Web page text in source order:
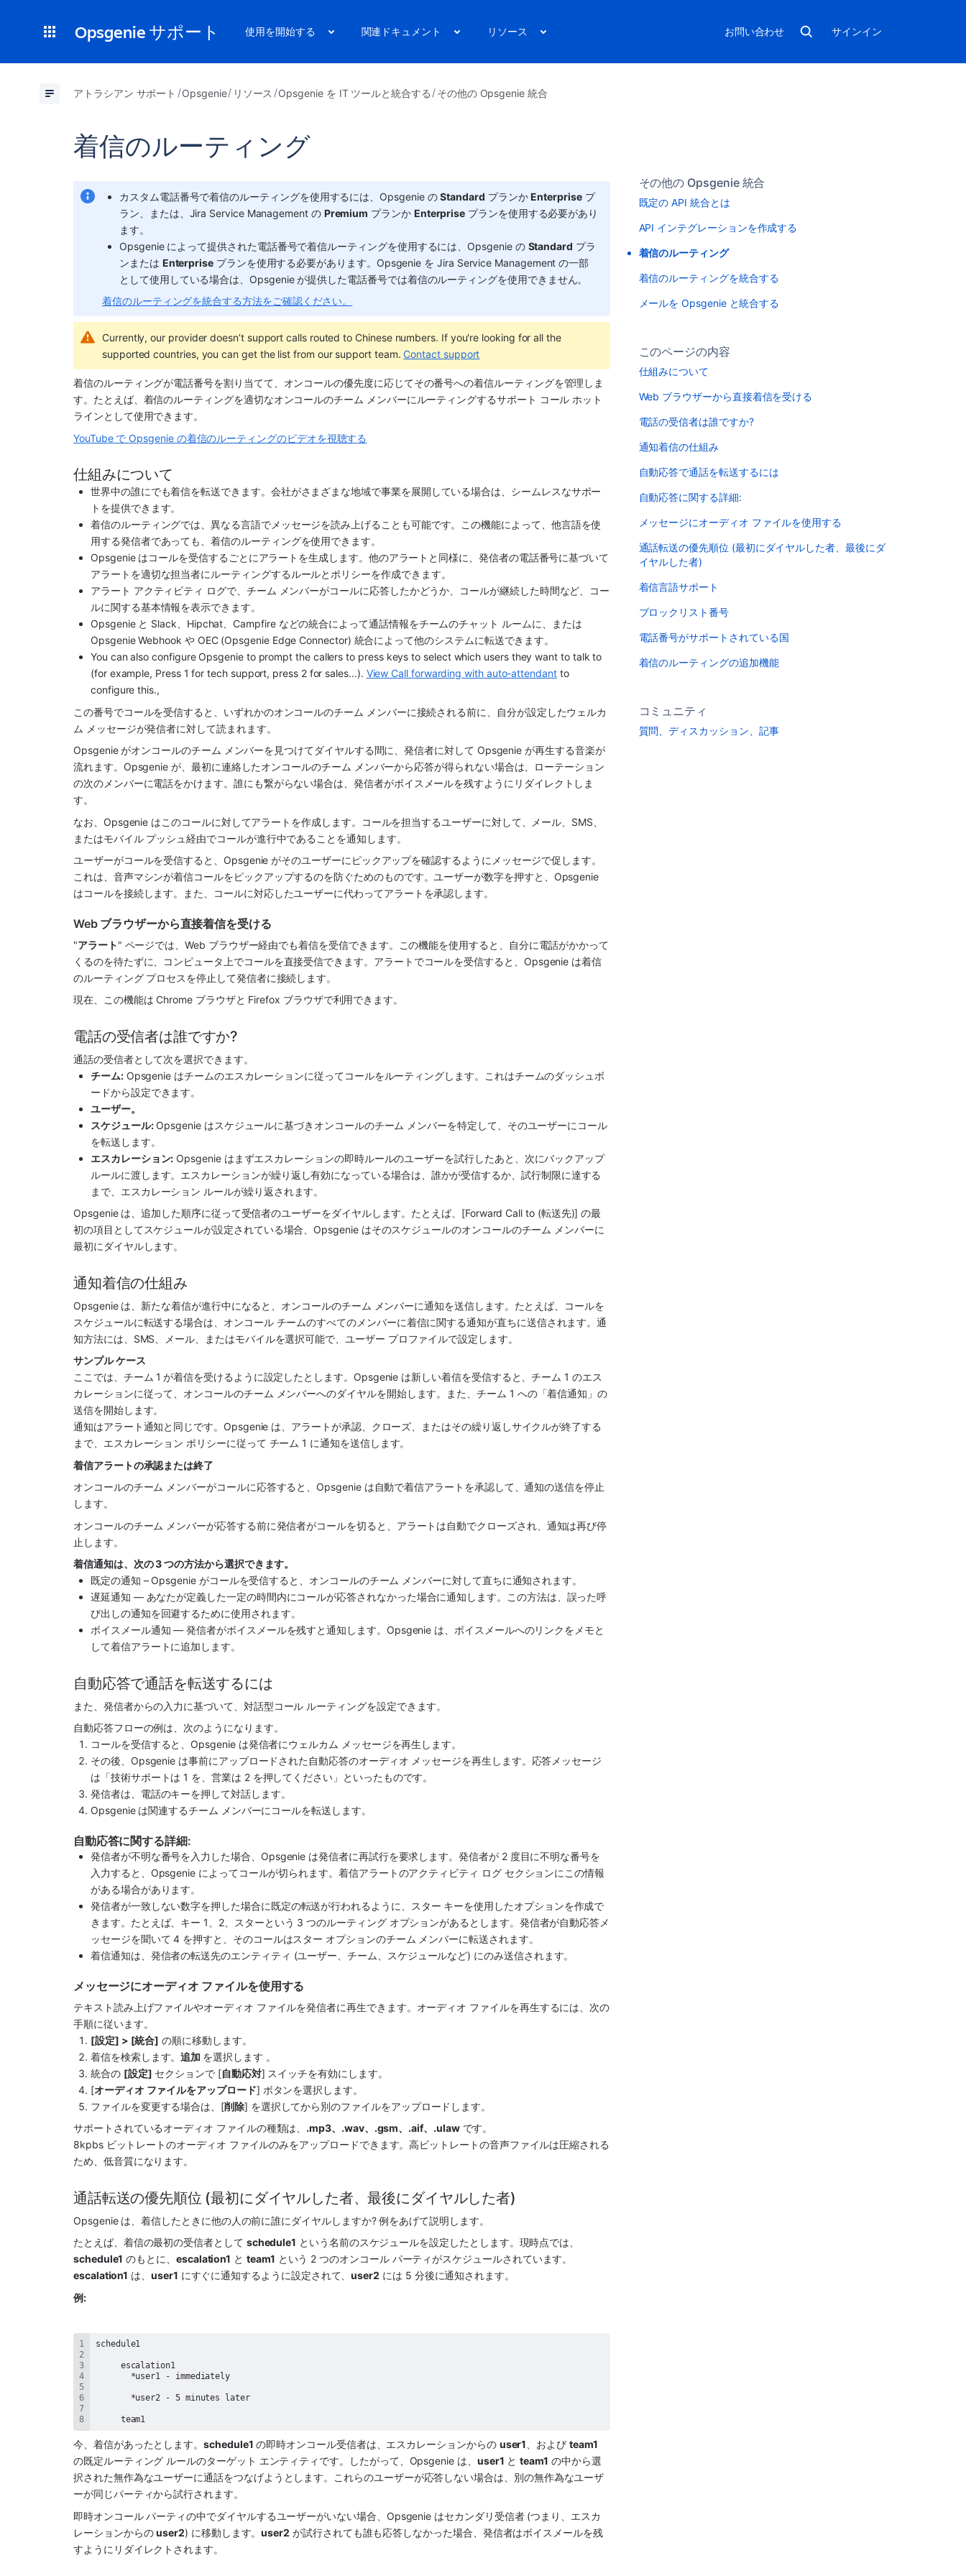
Opsgenie サポート 使用を開始する 関連ドキュメント リソース お問い合わせ サインイン
アトラシアン サポート Opsgenie リソース Opsgenie を IT ツールと統合する その他の Opsgenie 統合
着信のルーティング
カスタム電話番号で着信のルーティングを使用するには、Opsgenie の Standard プランか Enterprise プ
ラン、または、Jira Service Management の Premium プランか Enterprise プランを使用する必要があり
ます。
Opsgenie によって提供された電話番号で着信ルーティングを使用するには、Opsgenie の Standard プラ
ンまたは Enterprise プランを使用する必要があります。Opsgenie を Jira Service Management の一部
として使用している場合は、Opsgenie が提供した電話番号では着信のルーティングを使用できません。
着信のルーティングを統合する方法をご確認ください。
Currently, our provider doesn’t support calls routed to Chinese numbers. If you're looking for all the
supported countries, you can get the list from our support team. Contact support
着信のルーティングが電話番号を割り当てて、オンコールの優先度に応じてその番号への着信ルーティングを管理しま
す。たとえば、着信のルーティングを適切なオンコールのチーム メンバーにルーティングするサポート コール ホット
ラインとして使用できます。
YouTube で Opsgenie の着信のルーティングのビデオを視聴する
仕組みについて
世界中の誰にでも着信を転送できます。会社がさまざまな地域で事業を展開している場合は、シームレスなサポー
トを提供できます。
着信のルーティングでは、異なる言語でメッセージを読み上げることも可能です。この機能によって、他言語を使
用する発信者であっても、着信のルーティングを使用できます。
Opsgenie はコールを受信するごとにアラートを生成します。他のアラートと同様に、発信者の電話番号に基づいて
アラートを適切な担当者にルーティングするルールとポリシーを作成できます。
アラート アクティビティ ログで、チーム メンバーがコールに応答したかどうか、コールが継続した時間など、コー
ルに関する基本情報を表示できます。
Opsgenie と Slack、Hipchat、Campfire などの統合によって通話情報をチームのチャット ルームに、または
Opsgenie Webhook や OEC (Opsgenie Edge Connector) 統合によって他のシステムに転送できます。
You can also configure Opsgenie to prompt the callers to press keys to select which users they want to talk to
(for example, Press 1 for tech support, press 2 for sales...). View Call forwarding with auto-attendant to
configure this.,
この番号でコールを受信すると、いずれかのオンコールのチーム メンバーに接続される前に、自分が設定したウェルカ
ム メッセージが発信者に対して読まれます。
Opsgenie がオンコールのチーム メンバーを見つけてダイヤルする間に、発信者に対して Opsgenie が再生する音楽が
流れます。Opsgenie が、最初に連絡したオンコールのチーム メンバーから応答が得られない場合は、ローテーション
の次のメンバーに電話をかけます。誰にも繋がらない場合は、発信者がボイスメールを残すようにリダイレクトしま
す。
なお、Opsgenie はこのコールに対してアラートを作成します。コールを担当するユーザーに対して、メール、SMS、
またはモバイル プッシュ経由でコールが進行中であることを通知します。
ユーザーがコールを受信すると、Opsgenie がそのユーザーにピックアップを確認するようにメッセージで促します。
これは、音声マシンが着信コールをピックアップするのを防ぐためのものです。ユーザーが数字を押すと、Opsgenie
はコールを接続します。また、コールに対応したユーザーに代わってアラートを承認します。
Web ブラウザーから直接着信を受ける
"アラート" ページでは、Web ブラウザー経由でも着信を受信できます。この機能を使用すると、自分に電話がかかって
くるのを待たずに、コンピュータ上でコールを直接受信できます。アラートでコールを受信すると、Opsgenie は着信
のルーティング プロセスを停止して発信者に接続します。
現在、この機能は Chrome ブラウザと Firefox ブラウザで利用できます。
電話の受信者は誰ですか?
通話の受信者として次を選択できます。
チーム: Opsgenie はチームのエスカレーションに従ってコールをルーティングします。これはチームのダッシュボ
ードから設定できます。
ユーザー。
スケジュール: Opsgenie はスケジュールに基づきオンコールのチーム メンバーを特定して、そのユーザーにコール
を転送します。
エスカレーション: Opsgenie はまずエスカレーションの即時ルールのユーザーを試行したあと、次にバックアップ
ルールに渡します。エスカレーションが繰り返し有効になっている場合は、誰かが受信するか、試行制限に達する
まで、エスカレーション ルールが繰り返されます。
Opsgenie は、追加した順序に従って受信者のユーザーをダイヤルします。たとえば、[Forward Call to (転送先)] の最
初の項目としてスケジュールが設定されている場合、Opsgenie はそのスケジュールのオンコールのチーム メンバーに
最初にダイヤルします。
通知着信の仕組み
Opsgenie は、新たな着信が進行中になると、オンコールのチーム メンバーに通知を送信します。たとえば、コールを
スケジュールに転送する場合は、オンコール チームのすべてのメンバーに着信に関する通知が直ちに送信されます。通
知方法には、SMS、メール、またはモバイルを選択可能で、ユーザー プロファイルで設定します。
サンプル ケース
ここでは、チーム 1 が着信を受けるように設定したとします。Opsgenie は新しい着信を受信すると、チーム 1 のエス
カレーションに従って、オンコールのチーム メンバーへのダイヤルを開始します。また、チーム 1 への「着信通知」の
送信を開始します。
通知はアラート通知と同じです。Opsgenie は、アラートが承認、クローズ、またはその繰り返しサイクルが終了する
まで、エスカレーション ポリシーに従って チーム 1 に通知を送信します。
着信アラートの承認または終了
オンコールのチーム メンバーがコールに応答すると、Opsgenie は自動で着信アラートを承認して、通知の送信を停止
します。
オンコールのチーム メンバーが応答する前に発信者がコールを切ると、アラートは自動でクローズされ、通知は再び停
止します。
着信通知は、次の 3 つの方法から選択できます。
既定の通知 – Opsgenie がコールを受信すると、オンコールのチーム メンバーに対して直ちに通知されます。
遅延通知 — あなたが定義した一定の時間内にコールが応答されなかった場合に通知します。この方法は、誤った呼
び出しの通知を回避するために使用されます。
ボイスメール通知 — 発信者がボイスメールを残すと通知します。Opsgenie は、ボイスメールへのリンクをメモと
して着信アラートに追加します。
自動応答で通話を転送するには
また、発信者からの入力に基づいて、対話型コール ルーティングを設定できます。
自動応答フローの例は、次のようになります。
コールを受信すると、Opsgenie は発信者にウェルカム メッセージを再生します。
その後、Opsgenie は事前にアップロードされた自動応答のオーディオ メッセージを再生します。応答メッセージ
は「技術サポートは 1 を、営業は 2 を押してください」といったものです。
発信者は、電話のキーを押して対話します。
Opsgenie は関連するチーム メンバーにコールを転送します。
自動応答に関する詳細:
発信者が不明な番号を入力した場合、Opsgenie は発信者に再試行を要求します。発信者が 2 度目に不明な番号を
入力すると、Opsgenie によってコールが切られます。着信アラートのアクティビティ ログ セクションにこの情報
がある場合があります。
発信者が一致しない数字を押した場合に既定の転送が行われるように、スター キーを使用したオプションを作成で
きます。たとえば、キー 1、2、スターという 3 つのルーティング オプションがあるとします。発信者が自動応答メ
ッセージを聞いて 4 を押すと、そのコールはスター オプションのチーム メンバーに転送されます。
着信通知は、発信者の転送先のエンティティ (ユーザー、チーム、スケジュールなど) にのみ送信されます。
メッセージにオーディオ ファイルを使用する
テキスト読み上げファイルやオーディオ ファイルを発信者に再生できます。オーディオ ファイルを再生するには、次の
手順に従います。
[設定] > [統合] の順に移動します。
着信を検索します。追加 を選択します 。
統合の [設定] セクションで [自動応対] スイッチを有効にします。
[オーディオ ファイルをアップロード] ボタンを選択します。
ファイルを変更する場合は、[削除] を選択してから別のファイルをアップロードします。
サポートされているオーディオ ファイルの種類は、 .mp3、.wav、.gsm、.aif、.ulaw です。
8kpbs ビットレートのオーディオ ファイルのみをアップロードできます。高ビットレートの音声ファイルは圧縮される
ため、低音質になります。
通話転送の優先順位 (最初にダイヤルした者、最後にダイヤルした者)
Opsgenie は、着信したときに他の人の前に誰にダイヤルしますか? 例をあげて説明します。
たとえば、着信の最初の受信者として schedule1 という名前のスケジュールを設定したとします。現時点では、
schedule1 のもとに、 escalation1 と team1 という 2 つのオンコール パーティがスケジュールされています。
escalation1 は、user1 にすぐに通知するように設定されて、user2 には 5 分後に通知されます。
例:
     escalation1
       *user2 - 5 minutes later
     team1
今、着信があったとします。schedule1 の即時オンコール受信者は、エスカレーションからの user1 、および team1
の既定ルーティング ルールのターゲット エンティティです。したがって、Opsgenie は、 user1 と team1 の中から選
択された無作為なユーザーに通話をつなげようとします。これらのユーザーが応答しない場合は、別の無作為なユーザ
ーが同じパーティから試行されます。
即時オンコール パーティの中でダイヤルするユーザーがいない場合、Opsgenie はセカンダリ受信者 (つまり、エスカ
レーションからの user2) に移動します。user2 が試行されても誰も応答しなかった場合、発信者はボイスメールを残
すようにリダイレクトされます。
その他の Opsgenie 統合
既定の API 統合とは
API インテグレーションを作成する
着信のルーティング
着信のルーティングを統合する
メールを Opsgenie と統合する
このページの内容
仕組みについて
Web ブラウザーから直接着信を受ける
電話の受信者は誰ですか?
通知着信の仕組み
自動応答で通話を転送するには
自動応答に関する詳細:
メッセージにオーディオ ファイルを使用する
通話転送の優先順位 (最初にダイヤルした者、最後にダ
イヤルした者)
着信言語サポート
ブロックリスト番号
電話番号がサポートされている国
着信のルーティングの追加機能
コミュニティ
質問、ディスカッション、記事